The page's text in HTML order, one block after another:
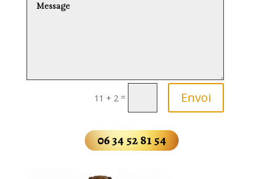
11 + 2 = Envoi
06 34 52 81 54